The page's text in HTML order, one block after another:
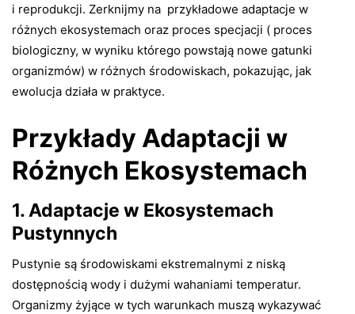
i reprodukcji. Zerknijmy na przykładowe adaptacje w
różnych ekosystemach oraz proces specjacji ( proces
biologiczny, w wyniku którego powstają nowe gatunki
organizmów) w różnych środowiskach, pokazując, jak
ewolucja działa w praktyce.
Przykłady Adaptacji w
Różnych Ekosystemach
1. Adaptacje w Ekosystemach
Pustynnych
Pustynie są środowiskami ekstremalnymi z niską
dostępnością wody i dużymi wahaniami temperatur.
Organizmy żyjące w tych warunkach muszą wykazywać